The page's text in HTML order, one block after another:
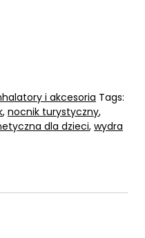
i akcesoria Tags:
, nocnik turystyczny,
dla dzieci, wydra